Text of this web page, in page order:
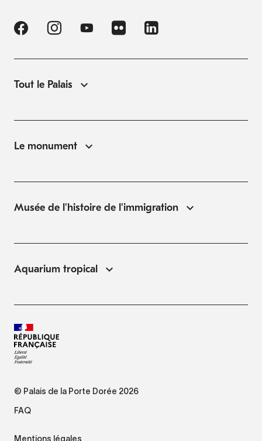
Tout le Palais
Le monument
Musée de l'histoire de l'immigration
Aquarium tropical
© Palais de la Porte Dorée 2026
FAQ
Mentions légales